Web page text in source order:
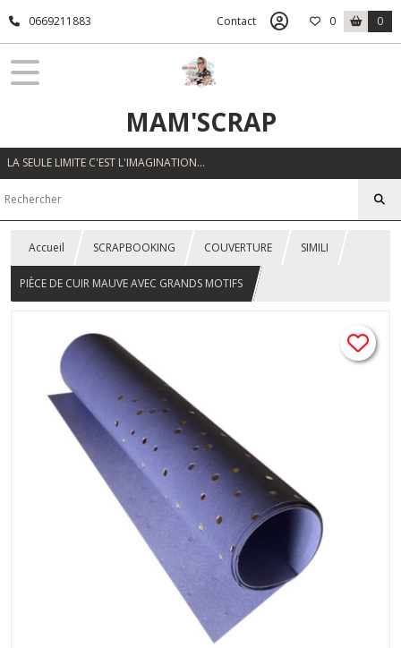
0669211883 Contact 0 0
MAM'SCRAP
LA SEULE LIMITE C'EST L'IMAGINATION…
Accueil SCRAPBOOKING COUVERTURE SIMILI
PIÈCE DE CUIR MAUVE AVEC GRANDS MOTIFS